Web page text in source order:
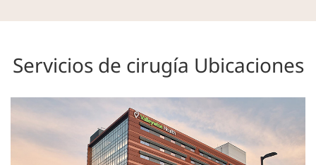
Servicios de cirugía Ubicaciones